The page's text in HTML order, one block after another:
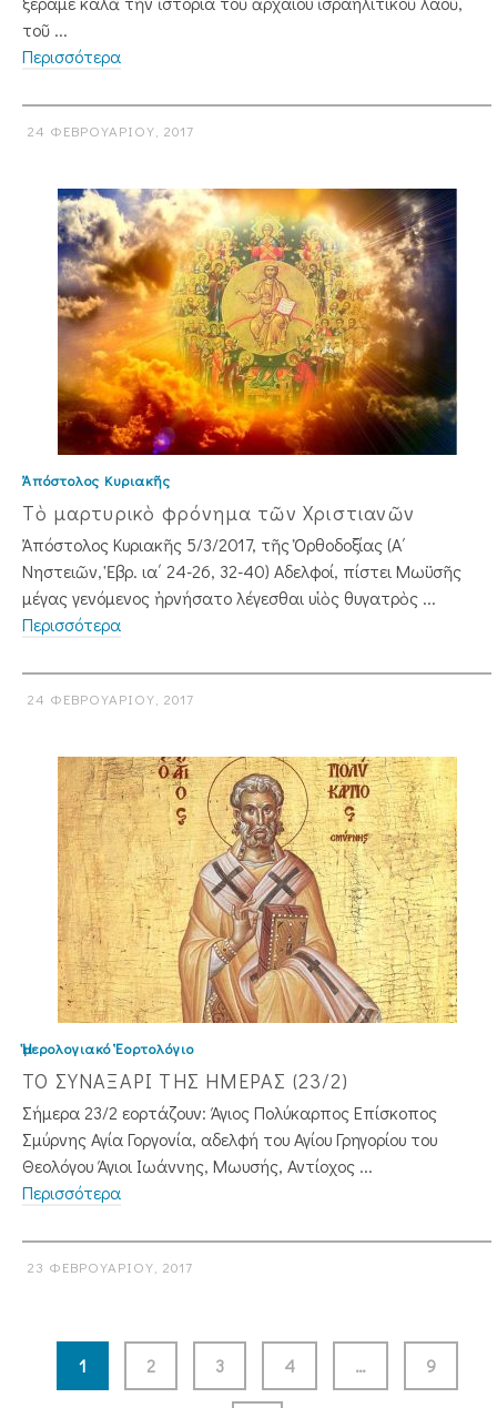
τοῦ ...
Περισσότερα
24 ΦΕΒΡΟΥΑΡΊΟΥ, 2017
Ἀπόστολος Κυριακῆς
Τὸ μαρτυρικὸ φρόνημα τῶν Χριστιανῶν
Ἀπόστολος Κυριακῆς 5/3/2017, τῆς Ὀρθοδοξίας (Α΄
Νηστειῶν, Ἑβρ. ια΄ 24-26, 32-40) Aδελφοί, πίστει Μωϋσῆς
μέγας γενόμενος ἠρνήσατο λέγεσθαι υἱὸς θυγατρὸς ...
Περισσότερα
24 ΦΕΒΡΟΥΑΡΊΟΥ, 2017
Ἡμερολογιακό Ἑορτολόγιο
ΤΟ ΣΥΝΑΞΑΡΙ ΤΗΣ ΗΜΕΡΑΣ (23/2)
Σήμερα 23/2 εορτάζουν: Άγιος Πολύκαρπος Επίσκοπος
Σμύρνης Αγία Γοργονία, αδελφή του Αγίου Γρηγορίου του
Θεολόγου Άγιοι Ιωάννης, Μωυσής, Αντίοχος ...
Περισσότερα
23 ΦΕΒΡΟΥΑΡΊΟΥ, 2017
1 2 3 4 … 9